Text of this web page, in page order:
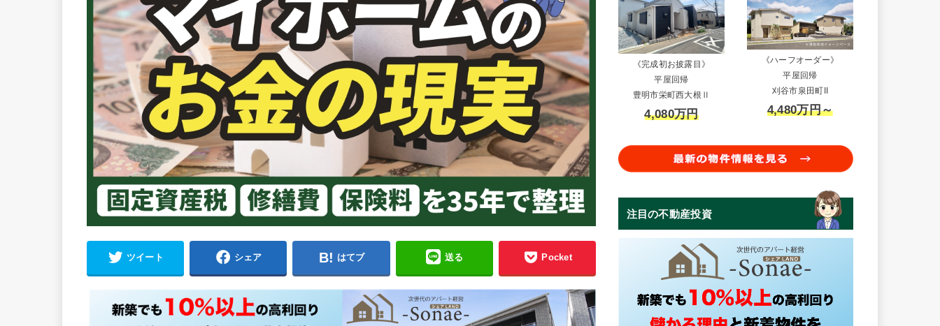
ツイート シェア はてブ 送る Pocket
《完成初お披露目》
平屋回帰
豊明市栄町西大根Ⅱ
4,080万円
《ハーフオーダー》
平屋回帰
刈谷市泉田町II
4,480万円～
注目の不動産投資